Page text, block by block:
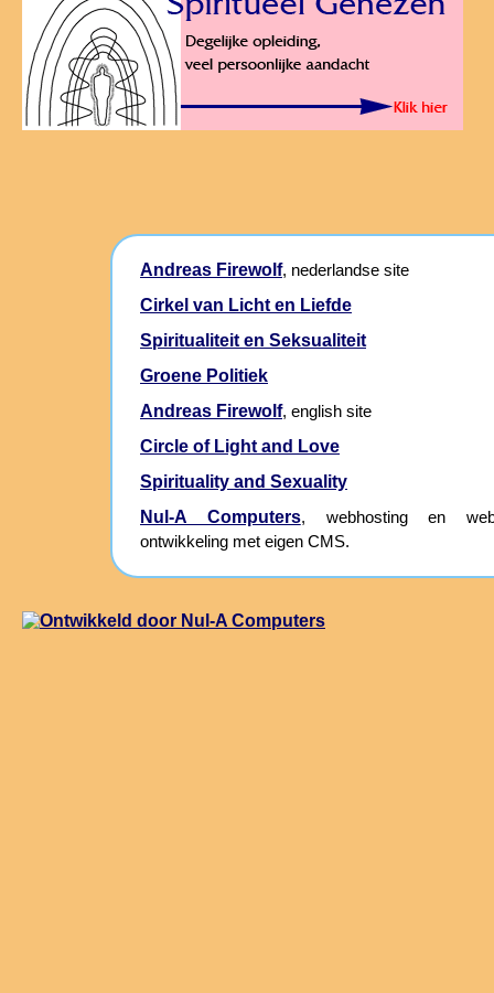
Andreas Firewolf, nederlandse site
Cirkel van Licht en Liefde
Spiritualiteit en Seksualiteit
Groene Politiek
Andreas Firewolf, english site
Circle of Light and Love
Spirituality and Sexuality
Nul-A Computers, webhosting en
ontwikkeling met eigen CMS.